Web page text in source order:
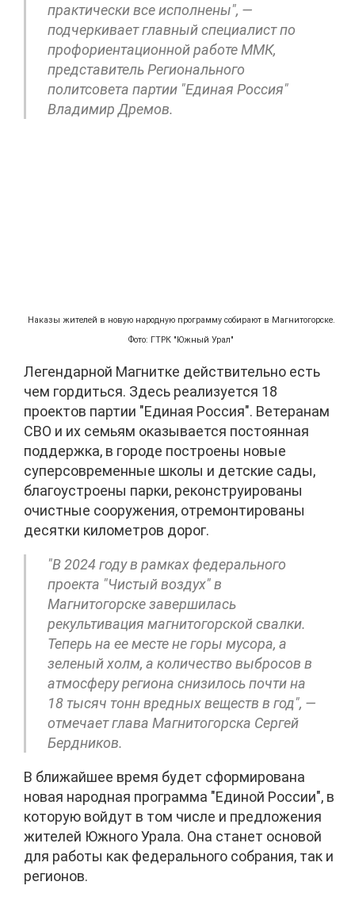
практически все исполнены", —
подчеркивает главный специалист по
профориентационной работе ММК,
представитель Регионального
политсовета партии "Единая Россия"
Владимир Дремов.
Наказы жителей в новую народную программу собирают в Магнитогорске.
Фото: ГТРК "Южный Урал"
Легендарной Магнитке действительно есть
чем гордиться. Здесь реализуется 18
проектов партии "Единая Россия". Ветеранам
СВО и их семьям оказывается постоянная
поддержка, в городе построены новые
суперсовременные школы и детские сады,
благоустроены парки, реконструированы
очистные сооружения, отремонтированы
десятки километров дорог.
"В 2024 году в рамках федерального
проекта "Чистый воздух" в
Магнитогорске завершилась
рекультивация магнитогорской свалки.
Теперь на ее месте не горы мусора, а
зеленый холм, а количество выбросов в
атмосферу региона снизилось почти на
18 тысяч тонн вредных веществ в год", —
отмечает глава Магнитогорска Сергей
Бердников.
В ближайшее время будет сформирована
новая народная программа "Единой России", в
которую войдут в том числе и предложения
жителей Южного Урала. Она станет основой
для работы как федерального собрания, так и
регионов.